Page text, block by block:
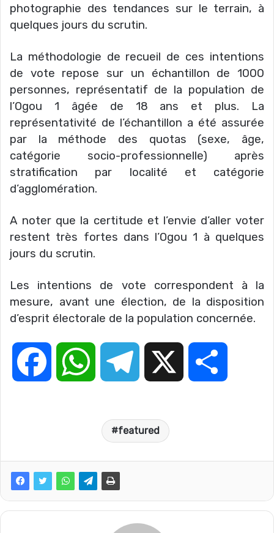
photographie des tendances sur le terrain, à
quelques jours du scrutin.
La méthodologie de recueil de ces intentions
de vote repose sur un échantillon de 1000
personnes, représentatif de la population de
l’Ogou 1 âgée de 18 ans et plus. La
représentativité de l’échantillon a été assurée
par la méthode des quotas (sexe, âge,
catégorie socio-professionnelle) après
stratification par localité et catégorie
d’agglomération.
A noter que la certitude et l’envie d’aller voter
restent très fortes dans l’Ogou 1 à quelques
jours du scrutin.
Les intentions de vote correspondent à la
mesure, avant une élection, de la disposition
d’esprit électorale de la population concernée.
l
featured